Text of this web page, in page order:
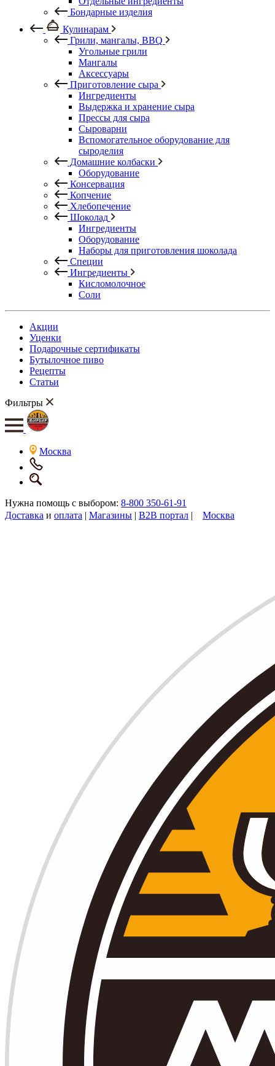
Бондарные изделия
Кулинарам
Грили, мангалы, BBQ
Угольные грили
Мангалы
Аксессуары
Приготовление сыра
Ингредиенты
Выдержка и хранение сыра
Прессы для сыра
Сыроварни
Вспомогательное оборудование для
сыроделия
Домашние колбаски
Оборудование
Консервация
Копчение
Хлебопечение
Шоколад
Ингредиенты
Оборудование
Наборы для приготовления шоколада
Специи
Ингредиенты
Кисломолочное
Соли
Акции
Уценки
Подарочные сертификаты
Бутылочное пиво
Рецепты
Статьи
Фильтры
Москва
Нужна помощь с выбором: 8-800 350-61-91
Доставка и оплата | Магазины | B2B портал | Москва